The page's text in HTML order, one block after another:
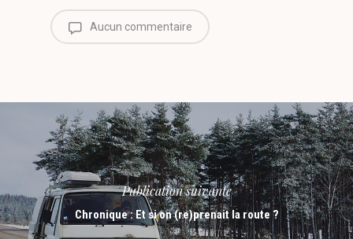
Aucun commentaire
Publication suivante
Chronique : Et si on (re)prenait la route ?